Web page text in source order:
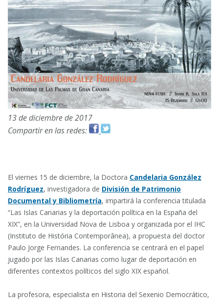
13 de diciembre de 2017
Compartir en las redes:
El viernes 15 de diciembre, la Doctora Candelaria González
Rodríguez, investigadora de División de Patrimonio
Documental y Bibliometría, impartirá la conferencia titulada
“Las Islas Canarias y la deportación política en la España del
XIX”, en la Universidad Nova de Lisboa y organizada por el IHC
(Instituto de História Contemporânea), a propuesta del doctor
Paulo Jorge Fernandes. La conferencia se centrará en el papel
jugado por las Islas Canarias como lugar de deportación en
diferentes contextos políticos del siglo XIX español.
La profesora, especialista en Historia del Sexenio Democrático,